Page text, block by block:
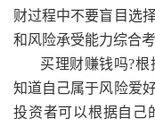
财过程中不要盲目选
和风险承受能力综合考
买理财赚钱吗?
知道自己属于风险爱
投资者可以根据自己